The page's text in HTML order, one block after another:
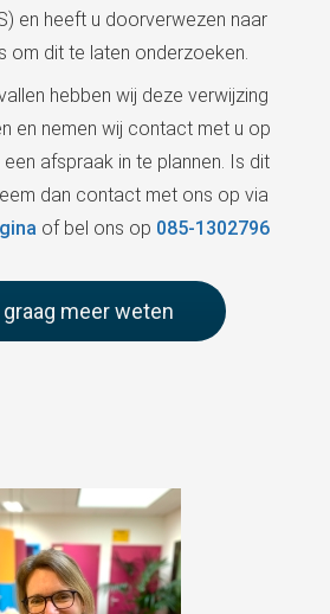
en heeft u doorverwezen naar
om dit te laten onderzoeken.
hebben wij deze verwijzing
en nemen wij contact met u op
afspraak in te plannen. Is dit
dan contact met ons op via
of bel ons op 085-1302796
graag meer weten